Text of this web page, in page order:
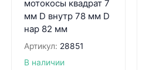
мотокосы квадрат 7
мм D внутр 78 мм D
нар 82 мм
Артикул: 28851
В наличии